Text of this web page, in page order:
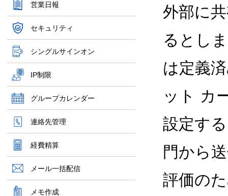
営業日報
セキュリティ
シングルサインオン
IP制限
グループカレンダー
連絡先管理
経費精算
メール一括配信
メモ作成
外部に
るとし
は定義
ット カ
設定す
門から
評価の